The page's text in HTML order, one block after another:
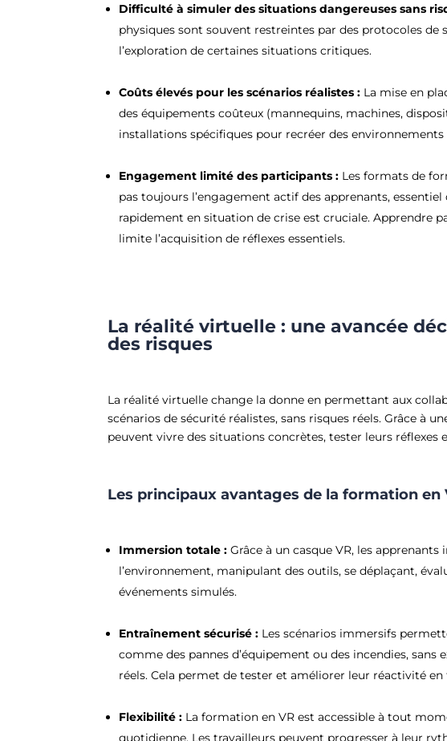
Difficulté à simuler des situations dangereuses sans
physiques sont souvent restreintes par des protocoles
l’exploration de certaines situations critiques.
Coûts élevés pour les scénarios réalistes : La mise en
des équipements coûteux (mannequins, machines,
installations spécifiques pour recréer des environnements
Engagement limité des participants : Les formats de
pas toujours l’engagement actif des apprenants,
rapidement en situation de crise est cruciale. Apprendre
limite l’acquisition de réflexes essentiels.
La réalité virtuelle : une avancée
des risques
La réalité virtuelle change la donne en permettant aux
scénarios de sécurité réalistes, sans risques réels. Grâce à
peuvent vivre des situations concrètes, tester leurs réflexes
Les principaux avantages de la formation en
Immersion totale : Grâce à un casque VR, les
l’environnement, manipulant des outils, se déplaçant,
événements simulés.
Entraînement sécurisé : Les scénarios immersifs
comme des pannes d’équipement ou des incendies, sans
réels. Cela permet de tester et améliorer leur réactivité
Flexibilité : La formation en VR est accessible à tout
quotidienne. Les travailleurs peuvent progresser à leur